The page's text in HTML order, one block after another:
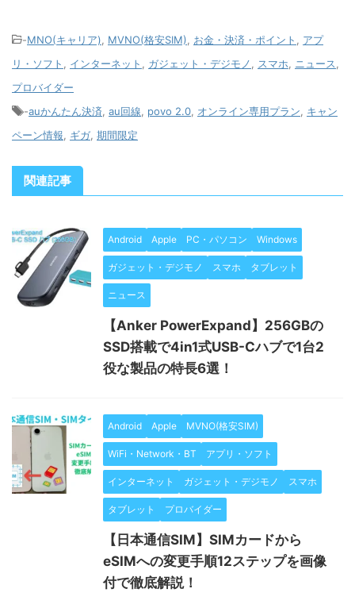
-MNO(キャリア) MVNO(格安SIM) お金・決済・ポイント
アプ
リ・ソフト
インターネット ガジェット・デジモノ スマホ ニュース
プロバイダー
-auかんたん決済 au回線 povo 2.0 オンライン専用プラン
キャン
ペーン情報
ギガ 期間限定
関連記事
Android Apple PC・パソコン Windows
ガジェット・デジモノ スマホ タブレット
ニュース
【Anker PowerExpand】256GBの
SSD搭載で4in1式USB-Cハブで1台2
役な製品の特長6選！
Android Apple MVNO(格安SIM)
WiFi・Network・BT アプリ・ソフト
インターネット ガジェット・デジモノ スマホ
タブレット プロバイダー
【日本通信SIM】SIMカードから
eSIMへの変更手順12ステップを画像
付で徹底解説！